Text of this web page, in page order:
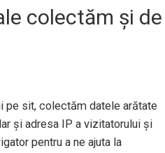
colectăm și de
pe sit, colectăm datele arătate
și adresa IP a vizitatorului și
pentru a ne ajuta la